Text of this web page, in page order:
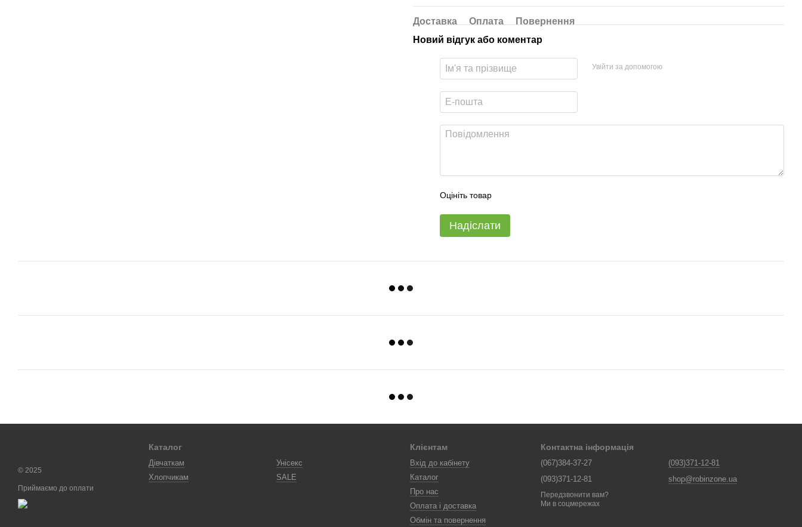
Доставка Оплата
Повернення
Новий відгук або коментар
Увійти за допомогою
Оцініть товар
Надіслати
© 2025
Приймаємо до оплати
Каталог
Дівчаткам
Хлопчикам
Унісекс
SALE
Клієнтам
Вхід до кабінету
Каталог
Про нас
Оплата і доставка
Обмін та повернення
Контактна інформація
(067)384-37-27
(093)371-12-81
Передзвонити вам?
(093)371-12-81
shop@robinzone.ua
Ми в соцмережах